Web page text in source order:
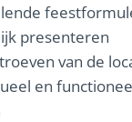
presenteren
van de
en